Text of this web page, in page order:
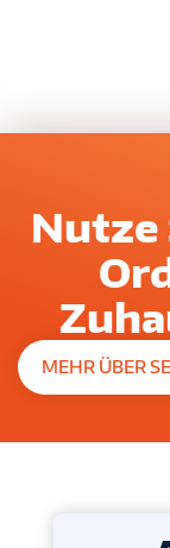
Nutze
MEHR ÜBER